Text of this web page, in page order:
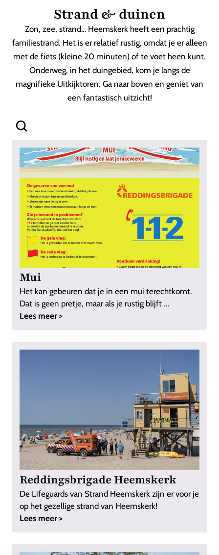
Strand & duinen
Zon, zee, strand… Heemskerk heeft een prachtig
familiestrand. Het is er relatief rustig, omdat je er alleen
met de fiets (kleine 20 minuten) of te voet heen kunt.
Onderweg, in het duingebied, kom je langs de
magnifieke Uitkijktoren. Ga naar boven en geniet van
een fantastisch uitzicht!
Mui
Het kan gebeuren dat je in een mui terechtkomt.
Dat is geen pretje, maar als je rustig blijft ...
Lees meer >
Reddingsbrigade Heemskerk
De Lifeguards van Strand Heemskerk zijn er voor je
op het gezellige strand van Heemskerk!
Lees meer >